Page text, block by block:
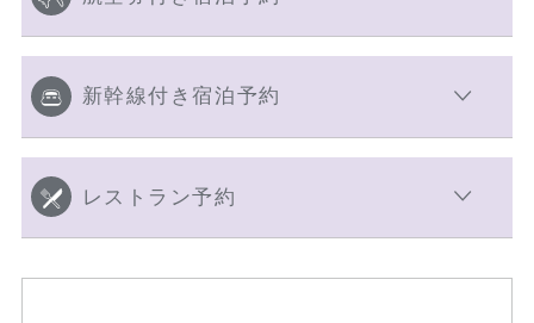
新幹線付き宿泊予約
レストラン予約